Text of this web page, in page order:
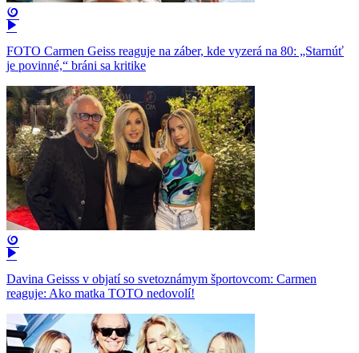
FOTO Carmen Geiss reaguje na záber, kde vyzerá na 80: „Starnúť
je povinné,“ bráni sa kritike
Davina Geisss v objatí so svetoznámym športovcom: Carmen
reaguje: Ako matka TOTO nedovolí!